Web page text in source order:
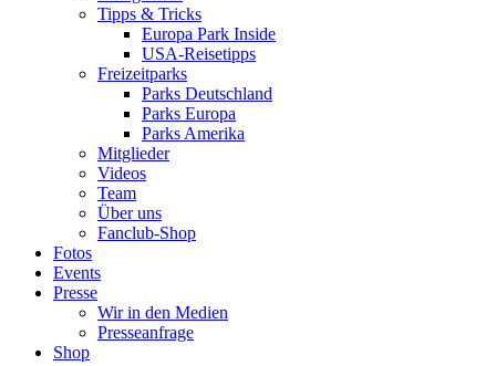
Tipps & Tricks
Europa Park Inside
USA-Reisetipps
Freizeitparks
Parks Deutschland
Parks Europa
Parks Amerika
Mitglieder
Videos
Team
Über uns
Fanclub-Shop
Fotos
Events
Presse
Wir in den Medien
Presseanfrage
Shop